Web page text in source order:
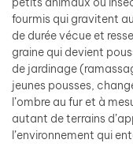
fourmis qui gravitent
de durée vécue et
graine qui devient
de jardinage
jeunes pousses,
l’ombre au fur et à
autant de terrains
l’environnement qui